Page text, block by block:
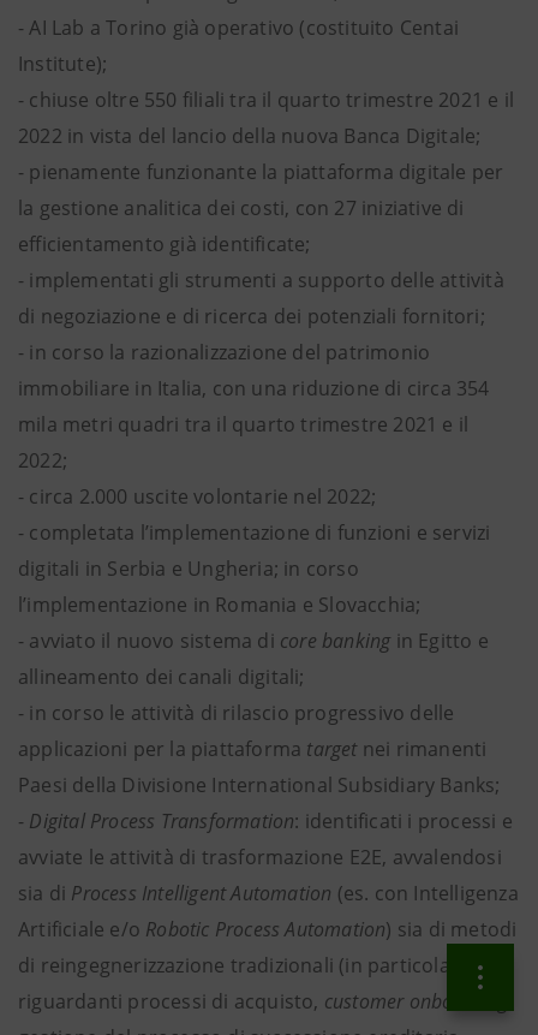
- AI Lab a Torino già operativo (costituito Centai
Institute);
- chiuse oltre 550 filiali tra il quarto trimestre 2021 e il
2022 in vista del lancio della nuova Banca Digitale;
- pienamente funzionante la piattaforma digitale per
la gestione analitica dei costi, con 27 iniziative di
efficientamento già identificate;
- implementati gli strumenti a supporto delle attività
di negoziazione e di ricerca dei potenziali fornitori;
- in corso la razionalizzazione del patrimonio
immobiliare in Italia, con una riduzione di circa 354
mila metri quadri tra il quarto trimestre 2021 e il
2022;
- circa 2.000 uscite volontarie nel 2022;
- completata l’implementazione di funzioni e servizi
digitali in Serbia e Ungheria; in corso
l’implementazione in Romania e Slovacchia;
- avviato il nuovo sistema di core banking in Egitto e
allineamento dei canali digitali;
- in corso le attività di rilascio progressivo delle
applicazioni per la piattaforma targetnei rimanenti
Paesi della Divisione International Subsidiary Banks;
- Digital Process Transformation: identificati i processi e
avviate le attività di trasformazione E2E, avvalendosi
sia di Process Intelligent Automation (es. con Intelligenza
Artificiale e/o Robotic Process Automation) sia di metodi
di reingegnerizzazione tradizionali (in particolare
riguardanti processi di acquisto, customer onboarding